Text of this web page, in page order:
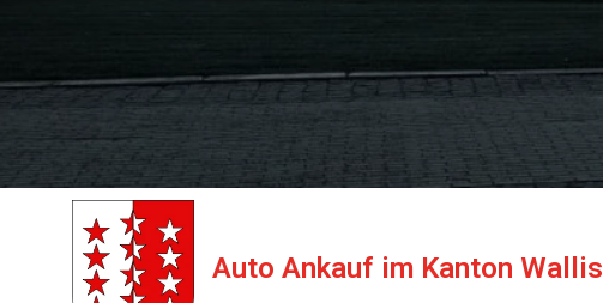
Auto Ankauf im Kanton Wallis